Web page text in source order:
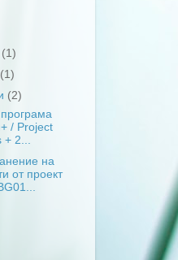
(1)
(1)
(2)
/ Project
+ 2...
на
от проект